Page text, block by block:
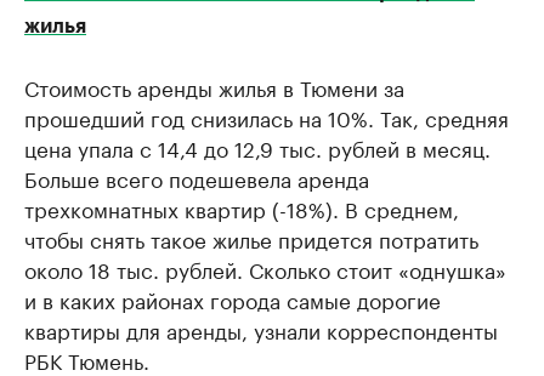
жилья
Стоимость аренды жилья в Тюмени за
прошедший год снизилась на 10%. Так, средняя
цена упала с 14,4 до 12,9 тыс. рублей в месяц.
Больше всего подешевела аренда
трехкомнатных квартир (-18%). В среднем,
чтобы снять такое жилье придется потратить
около 18 тыс. рублей. Сколько стоит «однушка»
и в каких районах города самые дорогие
квартиры для аренды, узнали корреспонденты
РБК Тюмень.